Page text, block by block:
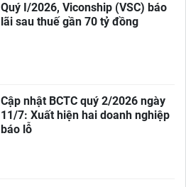
Quý I/2026, Viconship (VSC) báo
lãi sau thuế gần 70 tỷ đồng
Cập nhật BCTC quý 2/2026 ngày
11/7: Xuất hiện hai doanh nghiệp
báo lỗ